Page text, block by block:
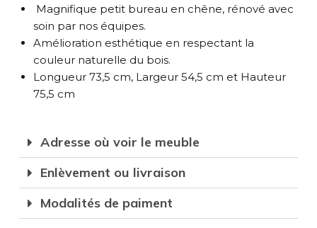
Magnifique petit bureau en chêne, rénové avec
soin par nos équipes.
Amélioration esthétique en respectant la
couleur naturelle du bois.
Longueur 73,5 cm, Largeur 54,5 cm et Hauteur
75,5 cm
Adresse où voir le meuble
Enlèvement ou livraison
Modalités de paiment